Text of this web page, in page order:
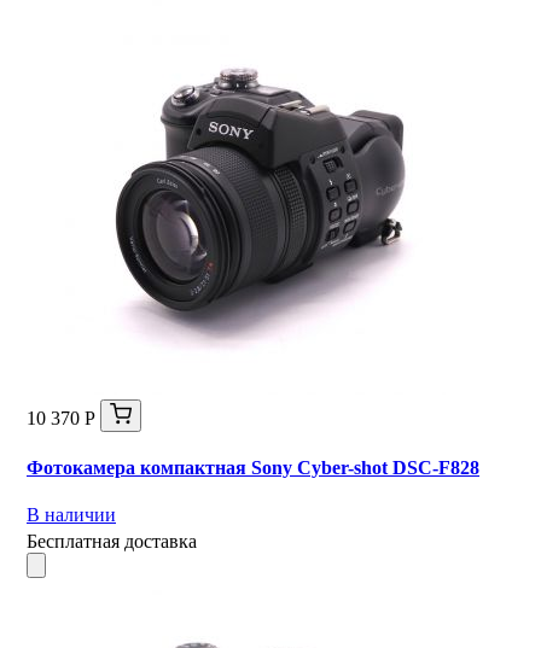
10 370 Р
Фотокамера компактная Sony Cyber-shot DSC-F828
В наличии
Бесплатная доставка